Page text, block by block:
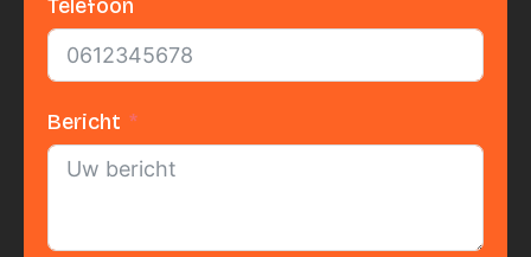
Telefoon
Bericht